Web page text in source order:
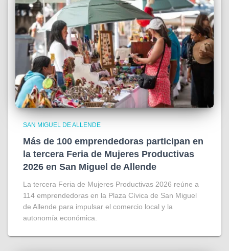
SAN MIGUEL DE ALLENDE
Más de 100 emprendedoras participan en
la tercera Feria de Mujeres Productivas
2026 en San Miguel de Allende
La tercera Feria de Mujeres Productivas 2026 reúne a
114 emprendedoras en la Plaza Cívica de San Miguel
de Allende para impulsar el comercio local y la
autonomía económica.